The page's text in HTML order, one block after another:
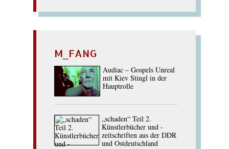
M_FANG
Audiac – Gospels Unreal
mit Kiev Stingl in der
Hauptrolle
„schaden“ Teil 2.
Künstlerbücher und -
zeitschriften aus der DDR
und Ostdeutschland